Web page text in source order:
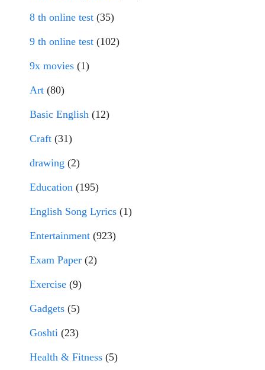
8 th online test (35)
9 th online test (102)
9x movies (1)
Art (80)
Basic English (12)
Craft (31)
drawing (2)
Education (195)
English Song Lyrics (1)
Entertainment (923)
Exam Paper (2)
Exercise (9)
Gadgets (5)
Goshti (23)
Health & Fitness (5)